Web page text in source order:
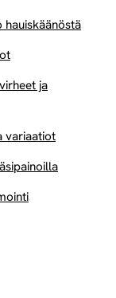
hauiskäänöstä
ja
variaatiot